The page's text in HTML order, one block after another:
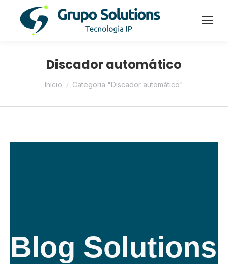
Discador automático
Você está aqui:
Início Categoria "Discador automático"
Blog Solutions